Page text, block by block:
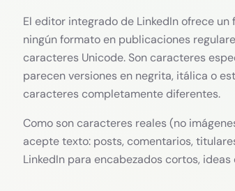
El editor integrado de LinkedIn ofrece
ningún formato en publicaciones
caracteres Unicode. Son caracteres
parecen versiones en negrita, itálica o
caracteres completamente diferentes.
Como son caracteres reales (no
acepte texto: posts, comentarios,
LinkedIn para encabezados cortos,